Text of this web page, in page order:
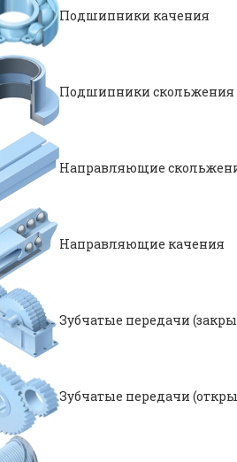
Подшипники качения
Подшипники скольжения
Направляющие
Направляющие качения
Зубчатые передачи
Зубчатые передачи